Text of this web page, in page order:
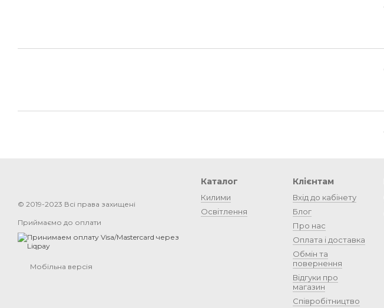
© 2019-2023 Всі права захищені
Приймаємо до оплати
Мобільна версія
Каталог
Килими
Освітлення
Клієнтам
Вхід до кабінету
Блог
Про нас
Оплата і доставка
Обмін та
повернення
Відгуки про
магазин
Співробітництво